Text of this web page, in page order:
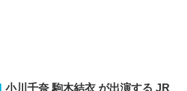
小川千奈 駒木結衣 が出演する JR